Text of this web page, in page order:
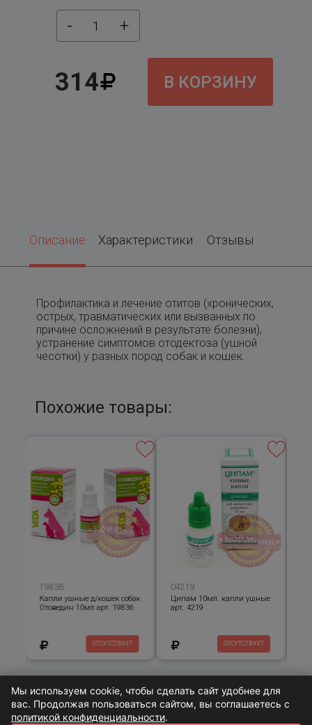
- 1 +
314 В КОРЗИНУ
Описание Характеристики Отзывы
Профилактика и лечение отитов (хронических,
острых, травматических или вызванных по
причине осложнений в результате болезни),
устранение симптомов отодектоза (ушной
чесотки) у разных пород собак и кошек.
Похожие товары:
19836
Капли ушные д/кошек собак
Отоведин 10мл арт. 19836
ОТСУТСТВУЕТ
04219
Ципам 10мл. капли ушные
арт. 4219
ОТСУТСТВУЕТ
Просмотренное
Мы используем cookie, чтобы сделать сайт удобнее для
вас. Продолжая пользоваться сайтом, вы соглашаетесь с
политикой конфиденциальности.